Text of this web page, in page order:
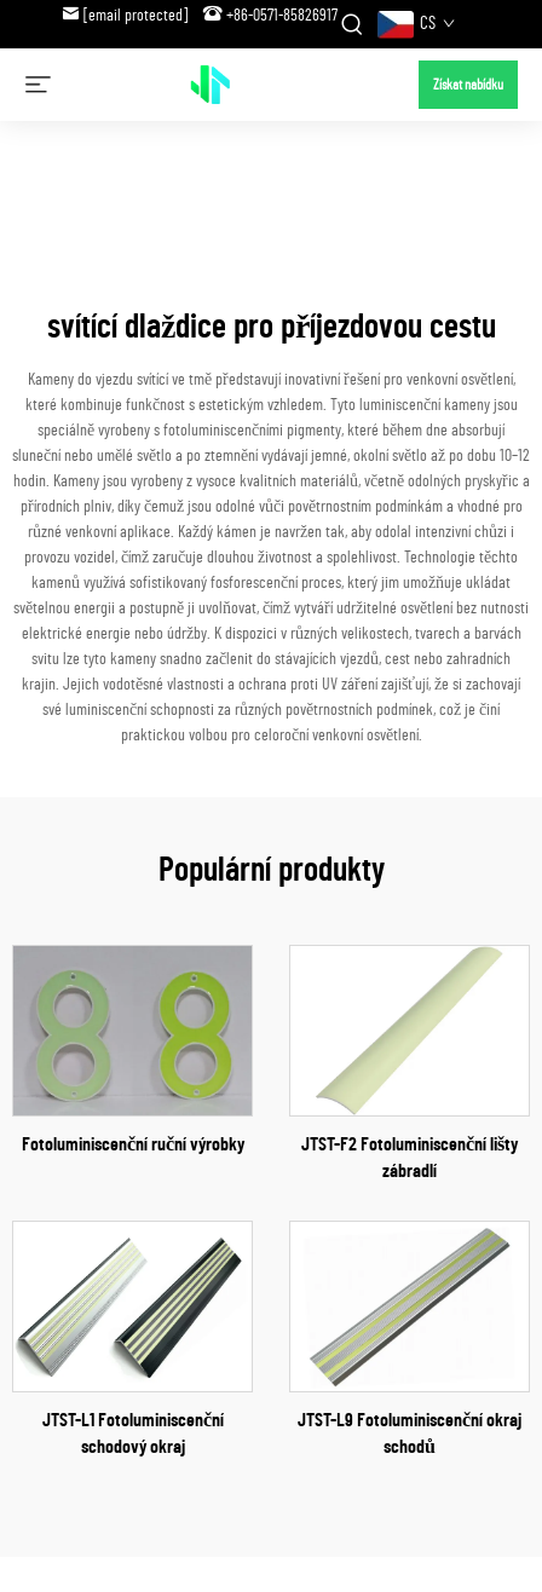
[email protected] +86-0571-85826917 CS
Získat nabídku
svítící dlaždice pro příjezdovou cestu
Kameny do vjezdu svítící ve tmě představují inovativní řešení pro venkovní osvětlení,
které kombinuje funkčnost s estetickým vzhledem. Tyto luminiscenční kameny jsou
speciálně vyrobeny s fotoluminiscenčními pigmenty, které během dne absorbují
sluneční nebo umělé světlo a po ztemnění vydávají jemné, okolní světlo až po dobu 10–12
hodin. Kameny jsou vyrobeny z vysoce kvalitních materiálů, včetně odolných pryskyřic a
přírodních plniv, díky čemuž jsou odolné vůči povětrnostním podmínkám a vhodné pro
různé venkovní aplikace. Každý kámen je navržen tak, aby odolal intenzivní chůzi i
provozu vozidel, čímž zaručuje dlouhou životnost a spolehlivost. Technologie těchto
kamenů využívá sofistikovaný fosforescenční proces, který jim umožňuje ukládat
světelnou energii a postupně ji uvolňovat, čímž vytváří udržitelné osvětlení bez nutnosti
elektrické energie nebo údržby. K dispozici v různých velikostech, tvarech a barvách
svitu lze tyto kameny snadno začlenit do stávajících vjezdů, cest nebo zahradních
krajin. Jejich vodotěsné vlastnosti a ochrana proti UV záření zajišťují, že si zachovají
své luminiscenční schopnosti za různých povětrnostních podmínek, což je činí
praktickou volbou pro celoroční venkovní osvětlení.
Populární produkty
Fotoluminiscenční ruční výrobky
JTST-F2 Fotoluminiscenční lišty
zábradlí
JTST-L1 Fotoluminiscenční
schodový okraj
JTST-L9 Fotoluminiscenční okraj
schodů